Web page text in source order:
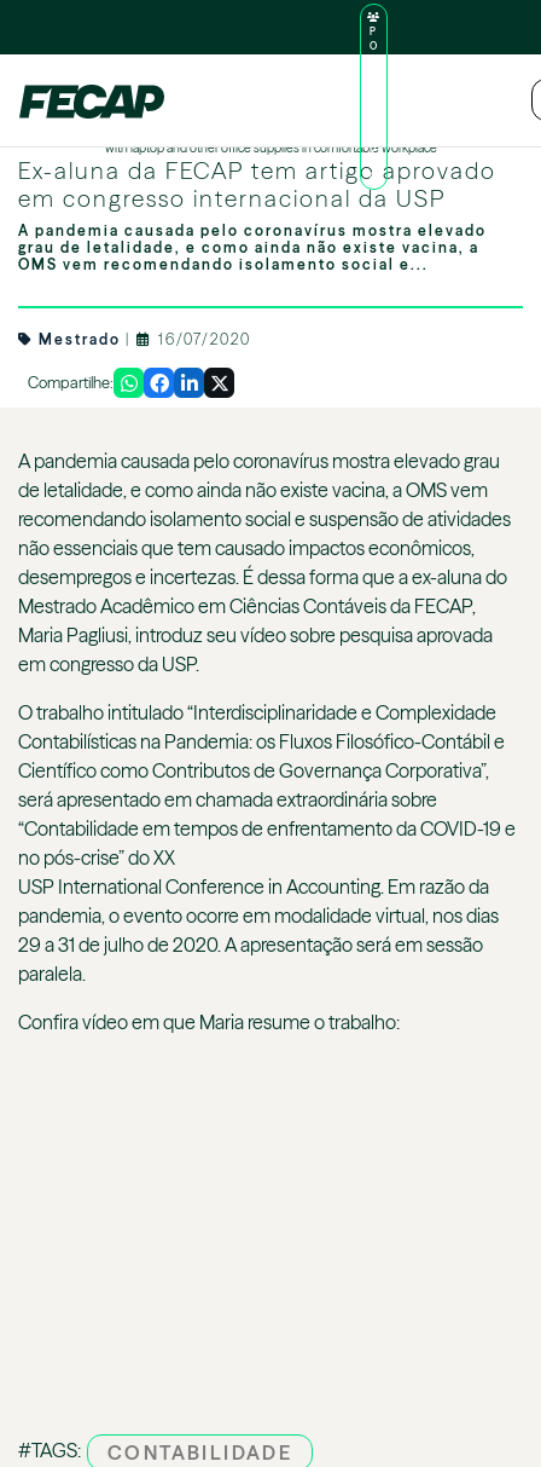
P
O
U
O
with laptop and other office supplies in comfortable workplace
Ex-aluna da FECAP tem artigo aprovado
em congresso internacional da USP
A pandemia causada pelo coronavírus mostra elevado
grau de letalidade, e como ainda não existe vacina, a
OMS vem recomendando isolamento social e...
Mestrado 16/07/2020
Compartilhe:
A pandemia causada pelocoronavírus mostra elevado grau
de letalidade, e como ainda não existe vacina, a OMS vem
recomendando isolamento social e suspensão de atividades
não essenciais que tem causado impactos econômicos,
desempregos e incertezas. É dessa forma que a ex-aluna do
Mestrado Acadêmico em Ciências Contáveisda FECAP,
Maria Pagliusi, introduz seu vídeo sobre pesquisa aprovada
em congresso da USP.
O trabalhointitulado“Interdisciplinaridade e Complexidade
Contabilísticas na Pandemia: os Fluxos Filosófico-Contábil e
Científico como Contributos de Governança Corporativa”,
será apresentadoem chamada extraordinária sobre
“Contabilidade em tempos de enfrentamento da COVID-19 e
no pós-crise” do XX
USP International Conference in Accounting. Em razão da
pandemia, oevento ocorre em modalidade virtual, nos dias
29 a 31 de julho de 2020. A apresentação será em sessão
paralela.
Confiravídeoem que Maria resume o trabalho:
#TAGS: CONTABILIDADE